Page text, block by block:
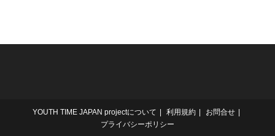
YOUTH TIME JAPAN projectについて 利用規約
お問合せ
プライバシーポリシー